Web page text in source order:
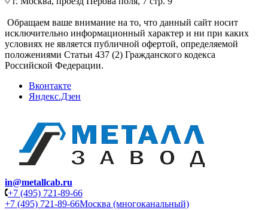
Обращаем ваше внимание на то, что данный сайт носит
исключительно информационный характер и ни при каких
условиях не является публичной офертой, определяемой
положениями Статьи 437 (2) Гражданского кодекса
Российской Федерации.
Вконтакте
Яндекс.Дзен
in@metallcab.ru
+7 (495) 721-89-66
+7 (495) 721-89-66Москва (многоканальный)